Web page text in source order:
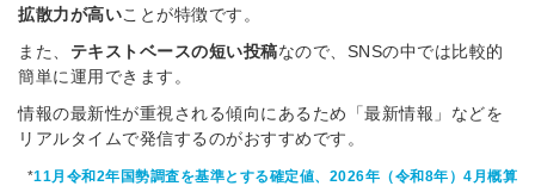
拡散力が高いことが特徴です。
また、 テキストベースの短い投稿なので、SNSの中では比較的
簡単に運用できます。
情報の最新性が重視される傾向にあるため「最新情報」などを
リアルタイムで発信するのがおすすめです。
*11月令和2年国勢調査を基準とする確定値、2026年（令和8年）4月概算